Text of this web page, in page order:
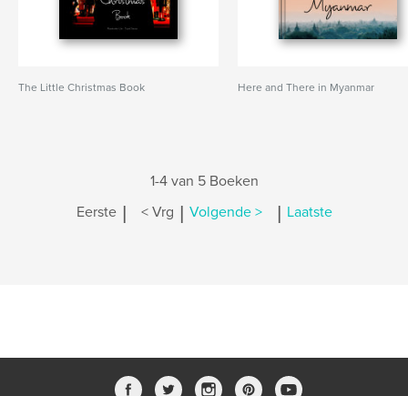
The Little Christmas Book Here and There in Myanmar
1-4 van 5 Boeken
Eerste | < Vrg | Volgende > | Laatste